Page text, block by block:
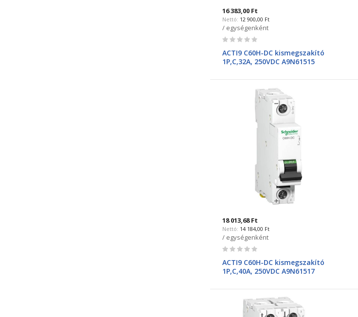
16 383,00 Ft
12 900,00 Ft
/ egységenként
Rating:
ACTI9 C60H-DC kismegszakító
1P,C,32A, 250VDC A9N61515
18 013,68 Ft
14 184,00 Ft
/ egységenként
Rating:
ACTI9 C60H-DC kismegszakító
1P,C,40A, 250VDC A9N61517